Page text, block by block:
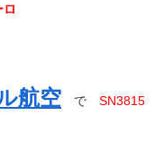
航空 で SN3815